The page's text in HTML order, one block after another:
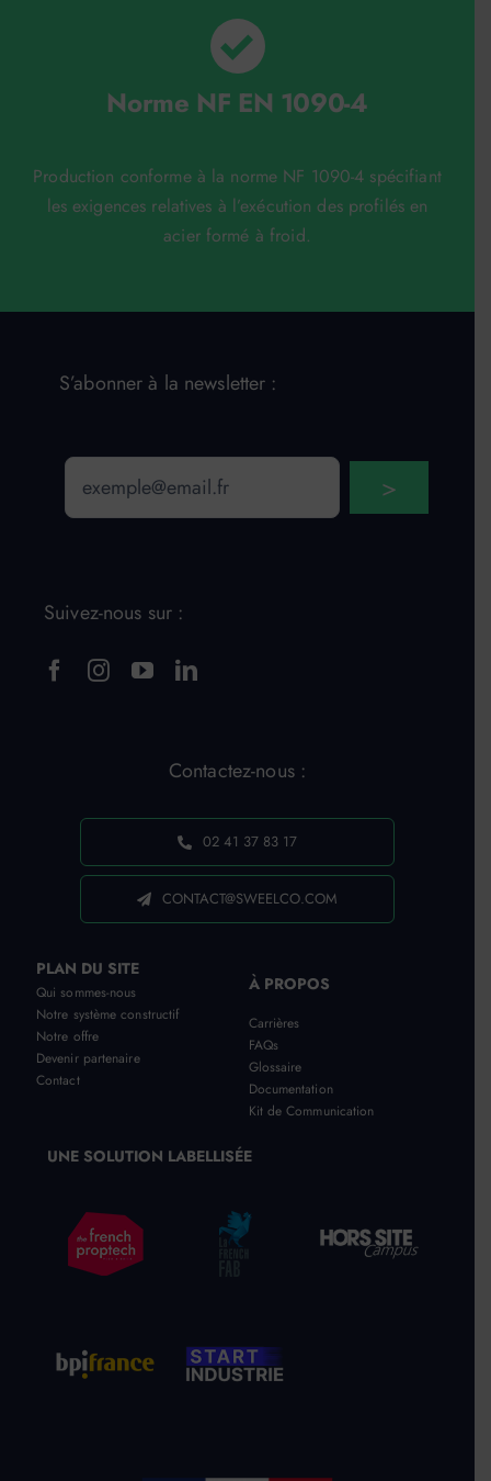
Norme NF EN 1090-4
Production conforme à la norme NF 1090-4 spécifiant
les exigences relatives à l’exécution des profilés en
acier formé à froid.
S’abonner à la newsletter :
Email
>
Suivez-nous sur :
Contactez-nous :
02 41 37 83 17
CONTACT@SWEELCO.COM
PLAN DU SITE
Qui sommes-nous
Notre système constructif
Notre offre
Devenir partenaire
Contact
À PROPOS
Carrières
FAQs
Glossaire
Documentation
Kit de Communication
UNE SOLUTION LABELLISÉE